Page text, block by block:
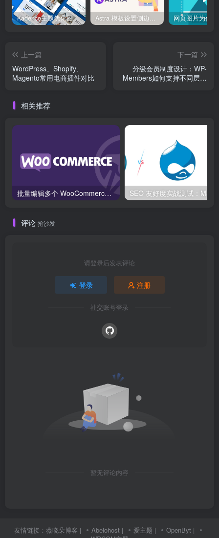
Kadence主题优化图像加载速度完全指南：让你的站点快到超乎想象！ Astra 模板设置侧边栏与全宽页面切换
上一篇
WordPress、Shopify、
Magento常用电商插件对比
下一篇
分级会员制度设计：WP-
Members如何支持不同层级
相关推荐
批量编辑多个 WooCommerce 产品变体价格的 2 个方法？
评论 抢沙发
请登录后发表评论
登录 注册
社交账号登录
暂无评论内容
友情链接： 薇晓朵博客 | Abelohost | 爱主题 | OpenByt |